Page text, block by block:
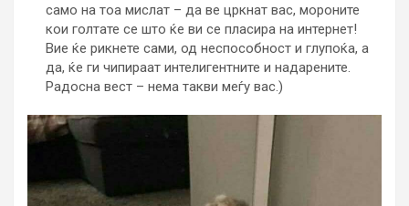
само на тоа мислат – да ве цркнат вас, мороните
кои голтате се што ќе ви се пласира на интернет!
Вие ќе рикнете сами, од неспособност и глупоќа, а
да, ќе ги чипираат интелигентните и надарените.
Радосна вест – нема такви меѓу вас.)